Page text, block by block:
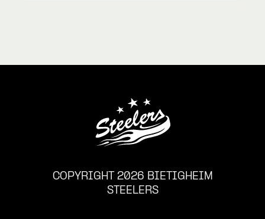
COPYRIGHT 2026 BIETIGHEIM
STEELERS